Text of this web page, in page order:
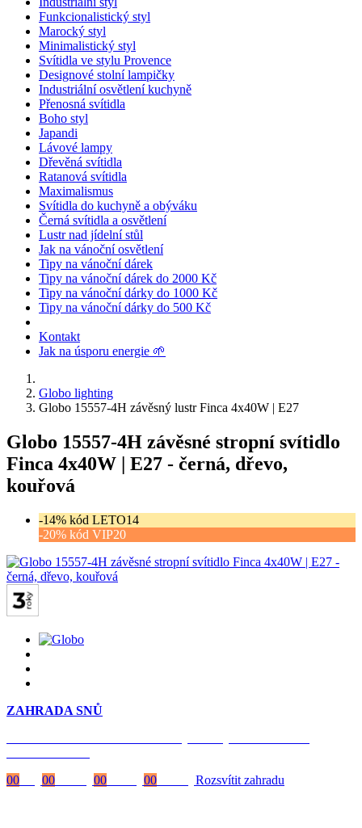
Funkcionalistický styl
Marocký styl
Minimalistický styl
Svítidla ve stylu Provence
Designové stolní lampičky
Industriální osvětlení kuchyně
Přenosná svítidla
Boho styl
Japandi
Lávové lampy
Dřevěná svítidla
Ratanová svítidla
Maximalismus
Svítidla do kuchyně a obýváku
Černá svítidla a osvětlení
Lustr nad jídelní stůl
Jak na vánoční osvětlení
Tipy na vánoční dárek
Tipy na vánoční dárek do 2000 Kč
Tipy na vánoční dárky do 1000 Kč
Tipy na vánoční dárky do 500 Kč
Kontakt
Jak na úsporu energie 🌱
Globo lighting
Globo 15557-4H závěsný lustr Finca 4x40W | E27
Globo 15557-4H závěsné stropní svítidlo
Finca 4x40W | E27 - černá, dřevo,
kouřová
-14% kód LETO14
-20% kód VIP20
ZAHRADA SNŮ
00
00 00 00 Rozsvítit zahradu